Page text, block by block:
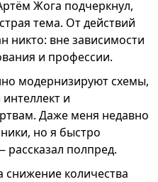
Жога подчеркнул,
тема. От действий
никто: вне зависимости
и профессии.
модернизируют схемы,
и
Даже меня недавно
но я быстро
полпред.
снижение количества